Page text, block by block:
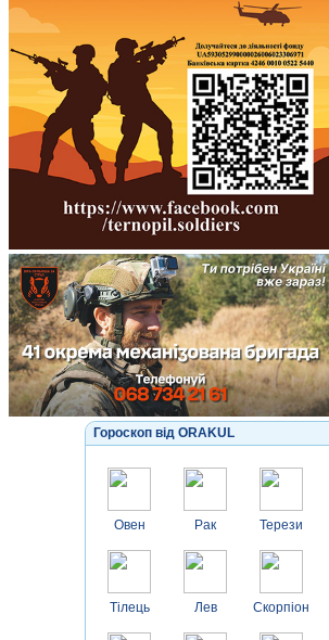
Гороскоп від ORAKUL
Овен
Тілець
Рак
Лев
Терези
Скорпіон